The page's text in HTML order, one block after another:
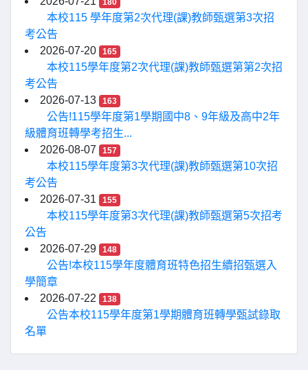
180
本校115 學年度第2次代理(課)教師甄選第3次招
考公告
2026-07-20
165
本校115學年度第2次代理(課)教師甄選第第2次招
考公告
2026-07-13
163
公告!115學年度第1學期國中8、9年級及高中2年
級體育班轉學考招生...
2026-08-07
157
本校115學年度第3次代理(課)教師甄選第10次招
考公告
2026-07-31
155
本校115學年度第3次代理(課)教師甄選第5次招考
公告
2026-07-29
148
公告!本校115學年度體育班特色招生續招甄選入
學簡章
2026-07-22
138
公告本校115學年度第1學期體育班轉學甄試錄取
名單